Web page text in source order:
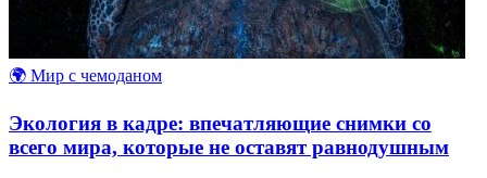
🌍 Мир с чемоданом
Экология в кадре: впечатляющие снимки со
всего мира, которые не оставят равнодушным